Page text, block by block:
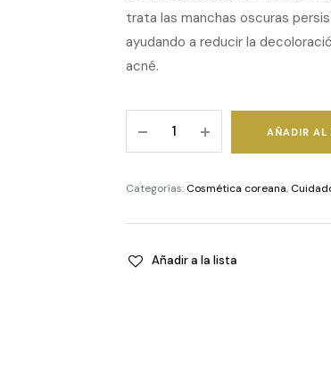
trata las manchas oscuras
ayudando a reducir la
acné.
10%
TXA
Serum
AÑADIR AL
Categorías: Cosmética coreana,
Añadir a la lista